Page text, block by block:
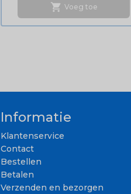
shopping_cart Voeg toe
Informatie
Klantenservice
Contact
Bestellen
Betalen
Verzenden en bezorgen